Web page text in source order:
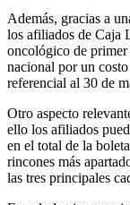
Además, gracias a
los afiliados de Caja
oncológico de primer
nacional por un
referencial al 30 de
Otro aspecto
ello los afiliados
en el total de la
rincones más
las tres principales